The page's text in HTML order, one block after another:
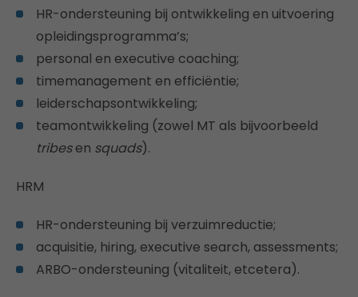
HR-ondersteuning bij ontwikkeling en uitvoering
opleidingsprogramma’s;
personal en executive coaching;
timemanagement en efficiëntie;
leiderschapsontwikkeling;
teamontwikkeling (zowel MT als bijvoorbeeld
tribesen squads).
HRM
HR-ondersteuning bij verzuimreductie;
acquisitie, hiring, executive search, assessments;
ARBO-ondersteuning (vitaliteit, etcetera).